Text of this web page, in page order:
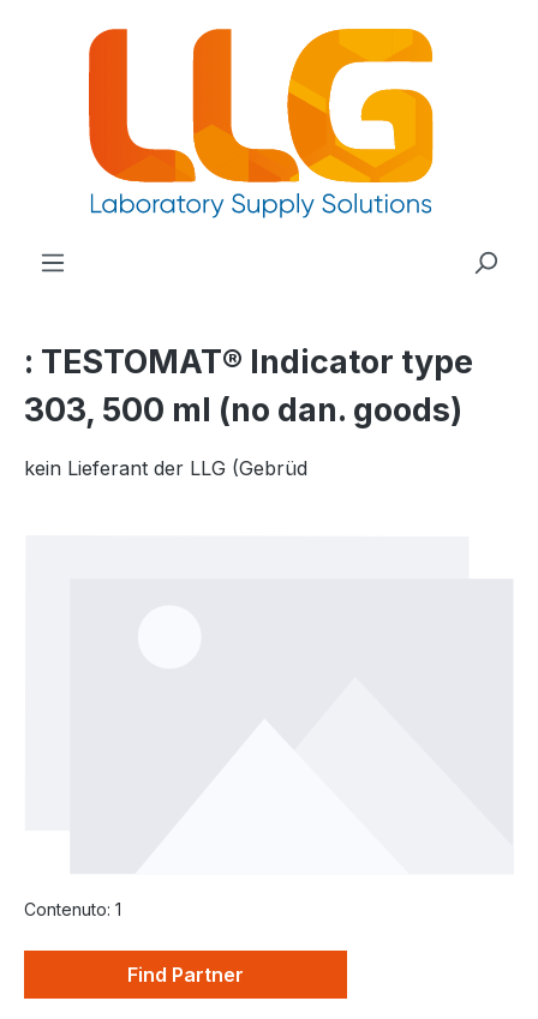
principale
: TESTOMAT® Indicator type
303, 500 ml (no dan. goods)
kein Lieferant der LLG (Gebrüd
Contenuto: 1
Find Partner